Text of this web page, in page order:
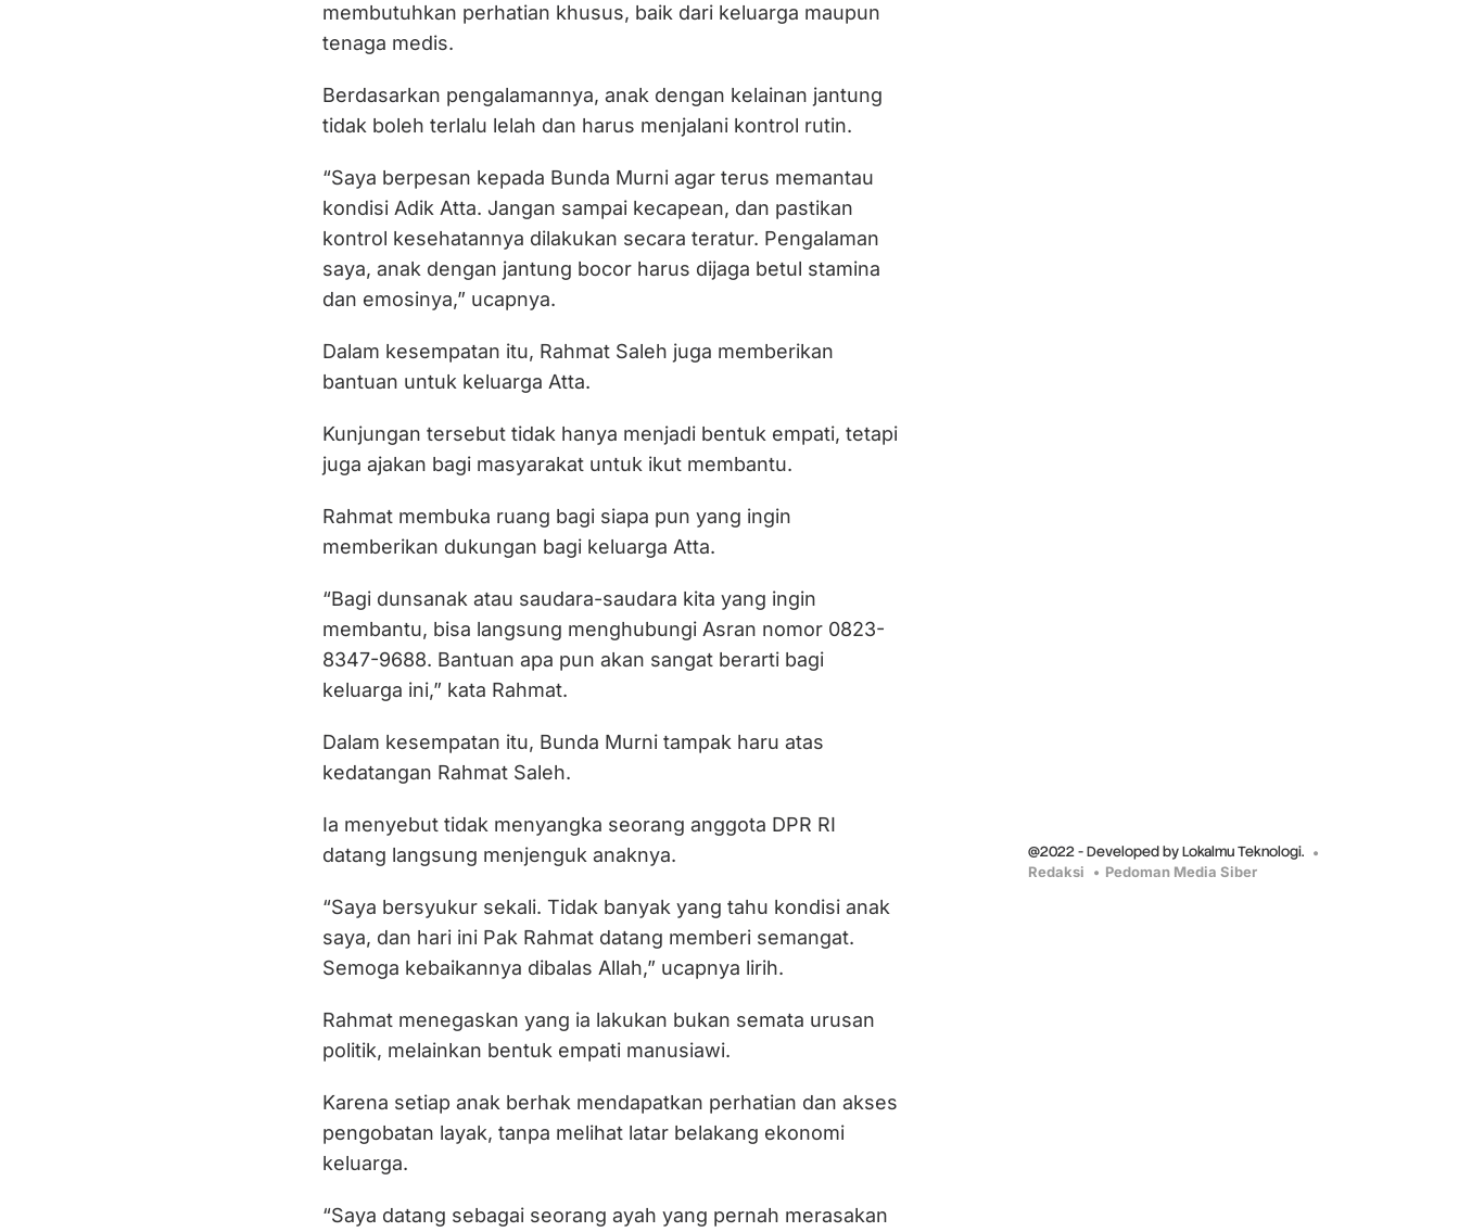
membutuhkan perhatian khusus, baik dari keluarga maupun
tenaga medis.
Berdasarkan pengalamannya, anak dengan kelainan jantung
tidak boleh terlalu lelah dan harus menjalani kontrol rutin.
“Saya berpesan kepada Bunda Murni agar terus memantau
kondisi Adik Atta. Jangan sampai kecapean, dan pastikan
kontrol kesehatannya dilakukan secara teratur. Pengalaman
saya, anak dengan jantung bocor harus dijaga betul stamina
dan emosinya,” ucapnya.
Dalam kesempatan itu, Rahmat Saleh juga memberikan
bantuan untuk keluarga Atta.
Kunjungan tersebut tidak hanya menjadi bentuk empati, tetapi
juga ajakan bagi masyarakat untuk ikut membantu.
Rahmat membuka ruang bagi siapa pun yang ingin
memberikan dukungan bagi keluarga Atta.
“Bagi dunsanak atau saudara-saudara kita yang ingin
membantu, bisa langsung menghubungi Asran nomor 0823-
8347-9688. Bantuan apa pun akan sangat berarti bagi
keluarga ini,” kata Rahmat.
Dalam kesempatan itu, Bunda Murni tampak haru atas
kedatangan Rahmat Saleh.
Ia menyebut tidak menyangka seorang anggota DPR RI
datang langsung menjenguk anaknya.
“Saya bersyukur sekali. Tidak banyak yang tahu kondisi anak
saya, dan hari ini Pak Rahmat datang memberi semangat.
Semoga kebaikannya dibalas Allah,” ucapnya lirih.
Rahmat menegaskan yang ia lakukan bukan semata urusan
politik, melainkan bentuk empati manusiawi.
Karena setiap anak berhak mendapatkan perhatian dan akses
pengobatan layak, tanpa melihat latar belakang ekonomi
keluarga.
“Saya datang sebagai seorang ayah yang pernah merasakan
@2022 - Developed by Lokalmu Teknologi.
Redaksi Pedoman Media Siber